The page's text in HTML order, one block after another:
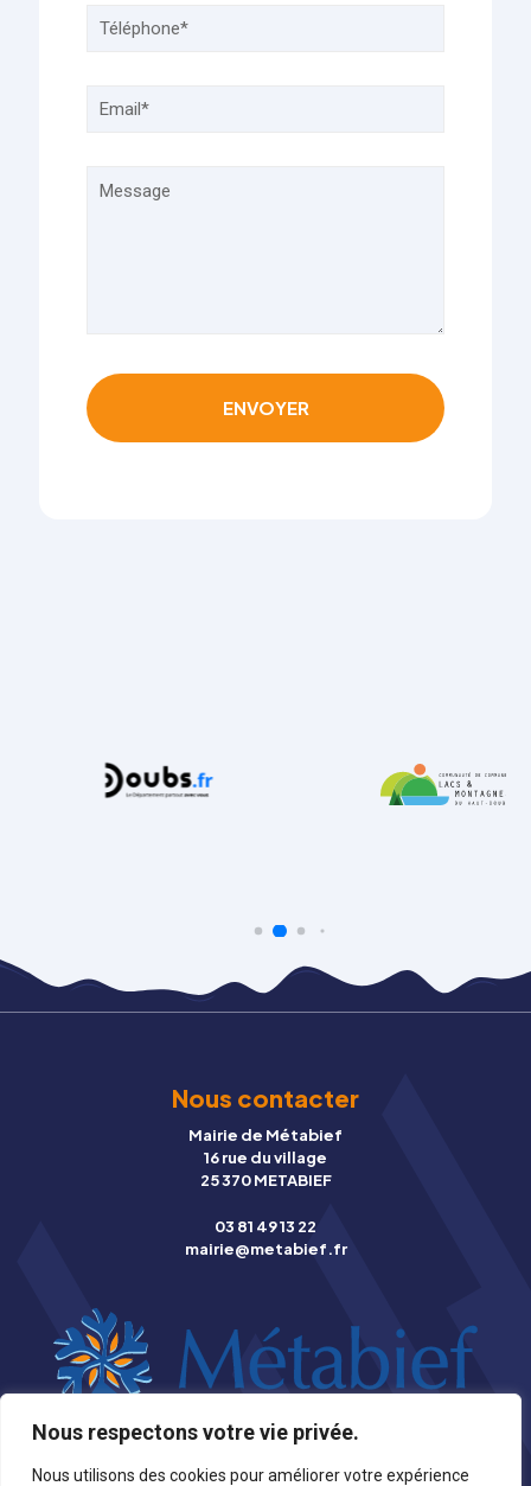
Nous respectons votre vie privée.
Nous utilisons des cookies pour améliorer votre expérience
Nous contacter
Mairie de Métabief
16 rue du village
25 370 METABIEF
03 81 49 13 22
mairie@metabief.fr
© Copyright 2026 Mairie de Métabief |Mentions légales|